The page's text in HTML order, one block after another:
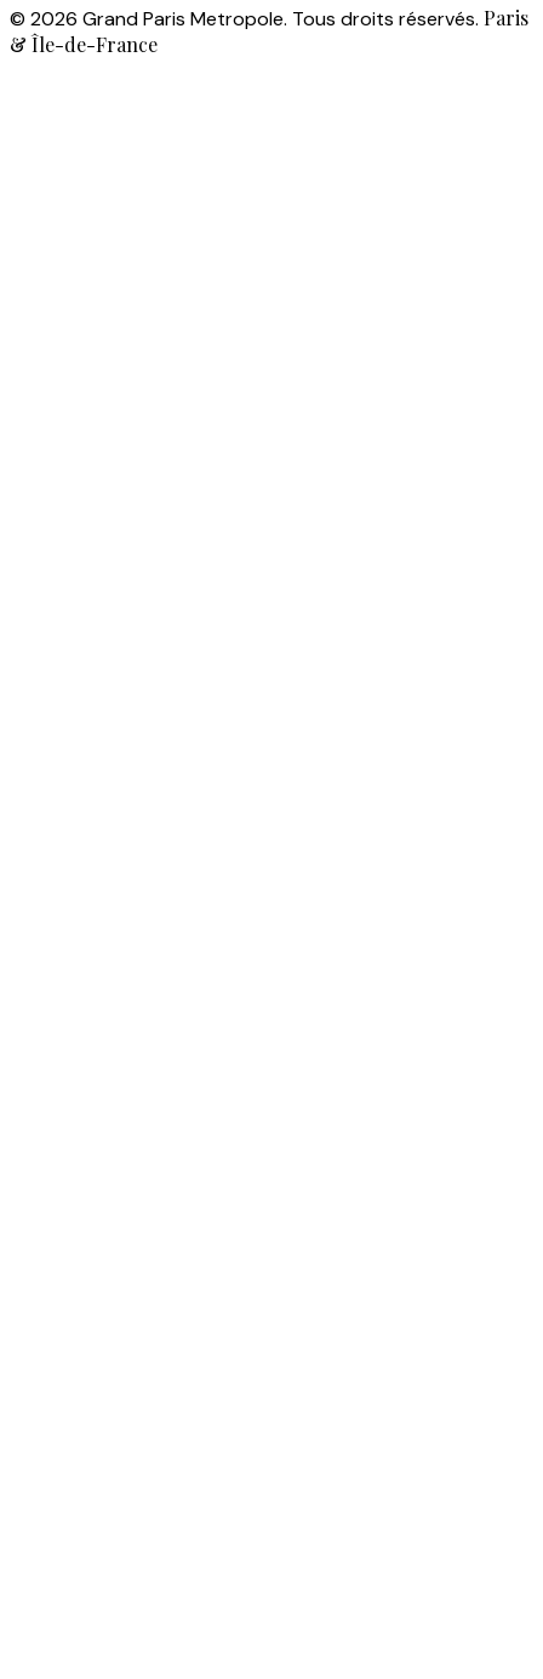
© 2026 Grand Paris Metropole. Tous droits réservés. Paris
& Île-de-France